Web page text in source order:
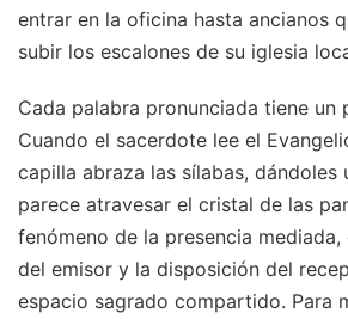
entrar en la oficina hasta ancianos
subir los escalones de su iglesia
Cada palabra pronunciada tiene un
Cuando el sacerdote lee el
capilla abraza las sílabas, dándoles
parece atravesar el cristal de las
fenómeno de la presencia
del emisor y la disposición del
espacio sagrado compartido. Para